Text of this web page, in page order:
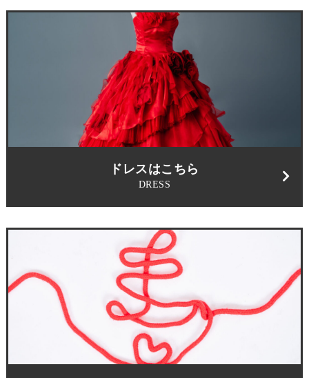
ドレスはこちら
DRESS